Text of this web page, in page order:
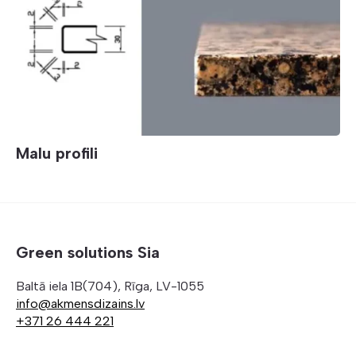
Malu profili
Green solutions Sia
Baltā iela 1B(704), Rīga, LV-1055
info@akmensdizains.lv
+371 26 444 221